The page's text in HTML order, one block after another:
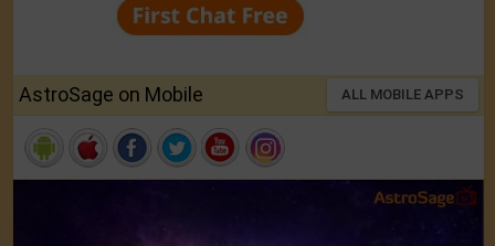
AstroSage on Mobile ALL MOBILE APPS